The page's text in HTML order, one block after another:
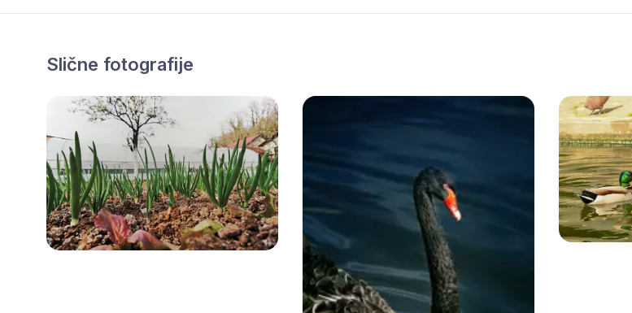
Slične fotografije